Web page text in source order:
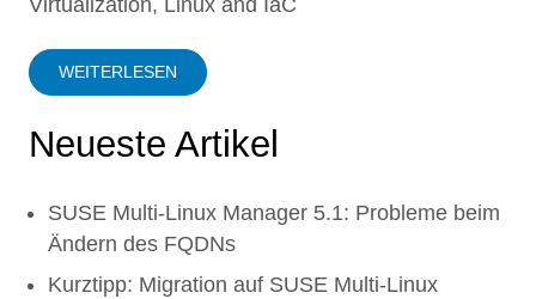
Virtualization, Linux and IaC
WEITERLESEN
Neueste Artikel
SUSE Multi-Linux Manager 5.1: Probleme beim
Ändern des FQDNs
Kurztipp: Migration auf SUSE Multi-Linux